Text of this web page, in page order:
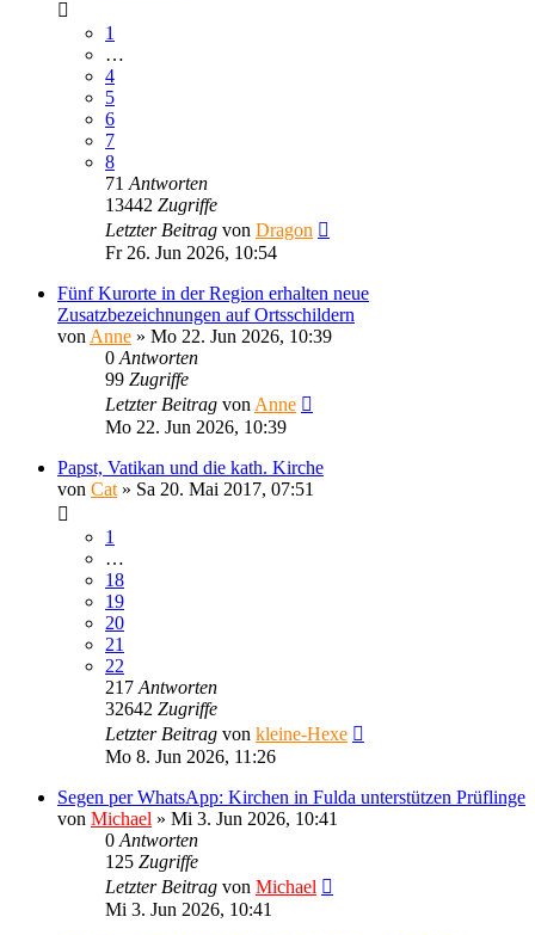
1
…
4
5
6
7
8
71 Antworten
13442 Zugriffe
Letzter Beitrag von Dragon
Fr 26. Jun 2026, 10:54
Fünf Kurorte in der Region erhalten neue
Zusatzbezeichnungen auf Ortsschildern
von Anne » Mo 22. Jun 2026, 10:39
0 Antworten
99 Zugriffe
Letzter Beitrag von Anne
Mo 22. Jun 2026, 10:39
Papst, Vatikan und die kath. Kirche
von Cat » Sa 20. Mai 2017, 07:51
1
…
18
19
20
21
22
217 Antworten
32642 Zugriffe
Letzter Beitrag von kleine-Hexe
Mo 8. Jun 2026, 11:26
Segen per WhatsApp: Kirchen in Fulda unterstützen Prüflinge
von Michael » Mi 3. Jun 2026, 10:41
0 Antworten
125 Zugriffe
Letzter Beitrag von Michael
Mi 3. Jun 2026, 10:41